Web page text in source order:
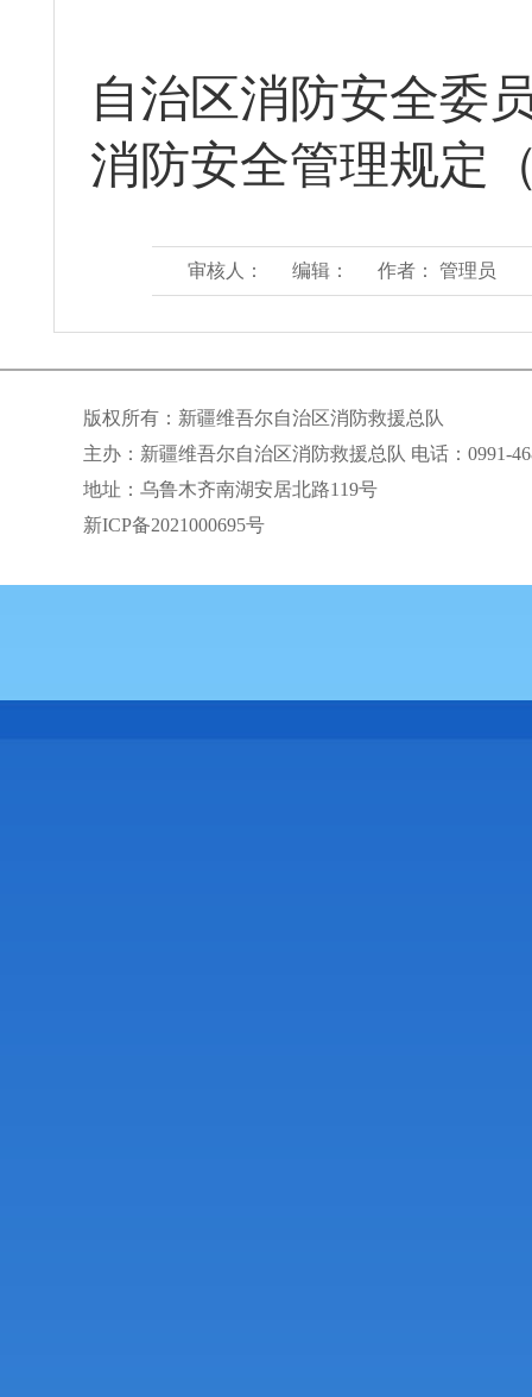
自治区消防安全委
消防安全管理规定
审核人： 编辑： 作者： 管理员
版权所有：新疆维吾尔自治区消防救援总队
主办：新疆维吾尔自治区消防救援总队 电话：0991-
地址：乌鲁木齐南湖安居北路119号
新ICP备2021000695号